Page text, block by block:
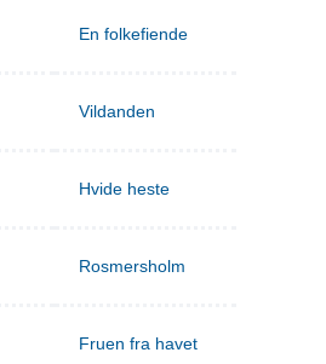
En folkefiende
Vildanden
Hvide heste
Rosmersholm
Fruen fra havet